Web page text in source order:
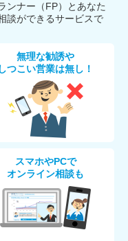
ンナー（FP）とあなた
談ができるサービスで
無理な勧誘や
しつこい営業は無し！
スマホやPCで
オンライン相談も